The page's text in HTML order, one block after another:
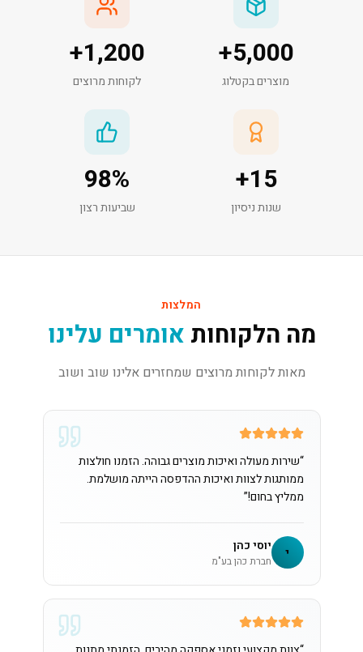
5,000
+
מוצרים בקטלוג
1,200
+
לקוחות מרוצים
15
+
שנות ניסיון
98%
שביעות רצון
המלצות
מה הלקוחות אומרים עלינו
מאות לקוחות מרוצים שמחזרים אלינו שוב ושוב
“שירות מעולה ואיכות מוצרים גבוהה. הזמנו חולצות
ממותגות לצוות ואיכות ההדפסה הייתה מושלמת.
ממליץ בחום!”
י יוסי כהן
חברת כהן בע"מ